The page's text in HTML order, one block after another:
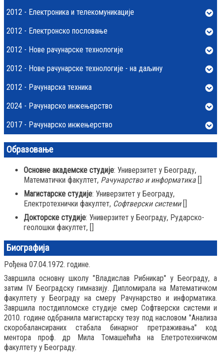
Образовање
Основне академске студије: Универзитет у Београду,
Математички факултет, Рачунарство и информатика[]
Магистарске студије: Универзитет у Београду,
Електротехнички факултет, Софтверски системи[]
Докторске студије: Универзитет у Београду, Рударско-
геолошки факултет, []
Биографија
Рођена 07.04.1972. године.
Завршила основну школу "Владислав Рибникар" у Београду, a
затим IV Београдску гимназију. Дипломирала на Математичком
факултету у Београду на смеру Рачунарство и информатика.
Завршила постдипломске студије смер Софтверски системи и
2010. године одбранила магистарску тезу под насловом "Анализа
скоробалансираних стабала бинарног претраживања" код
ментора проф. др Мила Томашећића на Елетротехничком
факултету у Београду.
2012 - Електроника и телекомуникације
2012 - Електронско пословање
2012 - Нове рачунарске технологије
2012 - Нове рачунарске технологије - на даљину
2012 - Рачунарска техника
2024 - Рачунарско инжењерство
2017 - Рачунарско инжењерство